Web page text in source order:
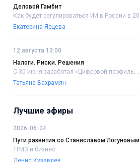
Деловой Гамбит
Как будет регулироваться ИИ в России в
Екатерина Ярцева
12 августа 13:00
Налоги. Риски. Решения
С 30 июня заработал «Цифровой профиль....
Татьяна Вахрамян
Лучшие эфиры
2026-06-24
Пути развития со Станиславом Логуновым
ТРИЗ и бизнес
Денис Кузавлёв